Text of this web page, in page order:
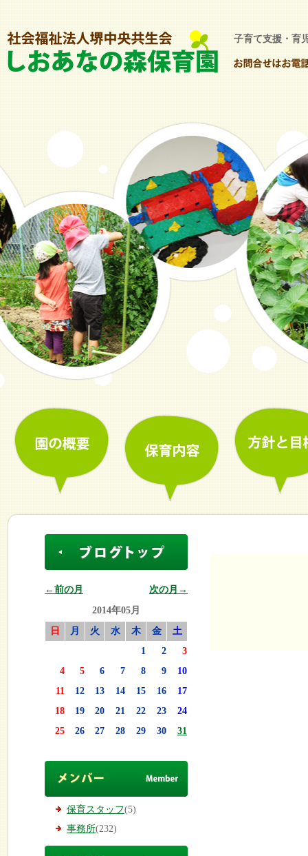
子育て支援・育
←前の月
次の月→
2014年05月
日
月 火 水 木 金
土
1
2
3
4
5 6 7 8 9
10
11
12 13 14 15 16
17
18
19 20 21 22 23
24
25
26 27 28 29 30 31
保育スタッフ(5)
事務所(232)